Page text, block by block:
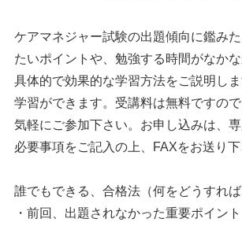
ケアマネジャー試験の出題傾向に鑑み
たいポイントや、勉強する時間がなか
具体的で効果的な学習方法をご説明し
学習ができます。受講料は無料ですの
気軽にご参加下さい。お申し込みは、
必要事項をご記入の上、FAXをお送り下
誰でもできる、合格法（何をどうすれば
・前回、出題されなかった重要ポイント